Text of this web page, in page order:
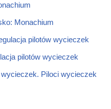
Monachium
pilotów wycieczek
pilotów wycieczek
Piloci wycieczek